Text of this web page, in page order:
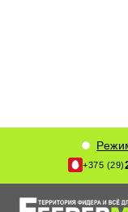
+375 (29)